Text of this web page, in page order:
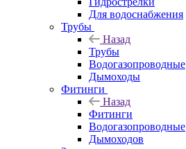
Для водоснабжения
Трубы
Назад
Трубы
Водогазопроводные
Дымоходы
Фитинги
Назад
Фитинги
Водогазопроводные
Дымоходов